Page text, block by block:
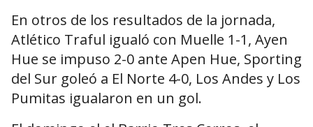
En otros de los resultados de la jornada,
Atlético Traful igualó con Muelle 1-1, Ayen
Hue se impuso 2-0 ante Apen Hue, Sporting
del Sur goleó a El Norte 4-0, Los Andes y Los
Pumitas igualaron en un gol.